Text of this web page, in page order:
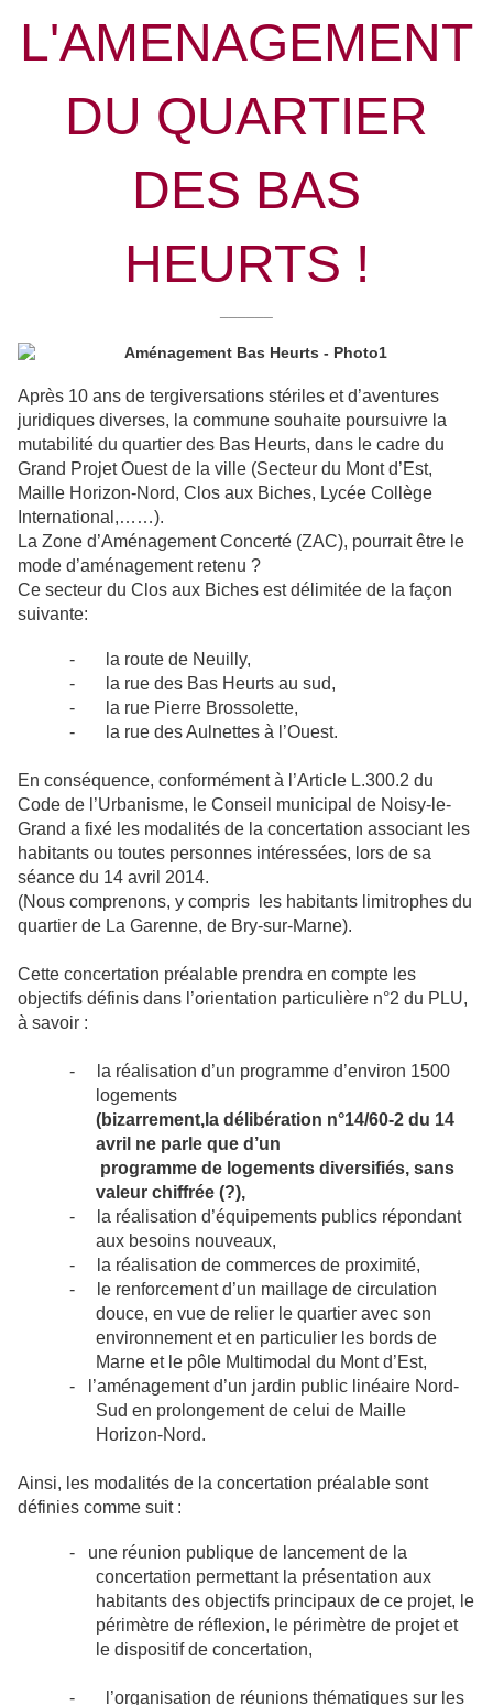
L'AMENAGEMENT
DU QUARTIER
DES BAS
HEURTS !
Après 10 ans de tergiversations stériles et d’aventures
juridiques diverses, la commune souhaite poursuivre la
mutabilité du quartier des Bas Heurts, dans le cadre du
Grand Projet Ouest de la ville (Secteur du Mont d’Est,
Maille Horizon-Nord, Clos aux Biches, Lycée Collège
International,……).
La Zone d’Aménagement Concerté (ZAC), pourrait être le
mode d’aménagement retenu ?
Ce secteur du Clos aux Biches est délimitée de la façon
suivante:
-
la route de Neuilly,
-
la rue des Bas Heurts au sud,
-
la rue Pierre Brossolette,
-
la rue des Aulnettes à l’Ouest.
En conséquence, conformément à l’Article L.300.2 du
Code de l’Urbanisme, le Conseil municipal de Noisy-le-
Grand a fixé les modalités de la concertation associant les
habitants ou toutes personnes intéressées, lors de sa
séance du 14 avril 2014.
(Nous comprenons, y compris les habitants limitrophes du
quartier de La Garenne, de Bry-sur-Marne).
Cette concertation préalable prendra en compte les
objectifs définis dans l’orientation particulière n°2 du PLU,
à savoir :
-
la réalisation d’un programme d’environ 1500
logements
(bizarrement,la délibération n°14/60-2 du 14
avril ne parle que d’un
programme de logements diversifiés, sans
valeur chiffrée (?),
-
la réalisation d’équipements publics répondant
aux besoins nouveaux,
-
la réalisation de commerces de proximité,
-
le renforcement d’un maillage de circulation
douce, en vue de relier le quartier avec son
environnement et en particulier les bords de
Marne et le pôle Multimodal du Mont d’Est,
-
l’aménagement d’un jardin public linéaire Nord-
Sud en prolongement de celui de Maille
Horizon-Nord.
Ainsi, les modalités de la concertation préalable sont
définies comme suit :
- une réunion publique de lancement de la
concertation permettant la présentation aux
habitants des objectifs principaux de ce projet, le
périmètre de réflexion, le périmètre de projet et
le dispositif de concertation,
- l’organisation de réunions thématiques sur les